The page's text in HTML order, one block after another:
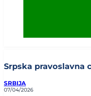
Srpska pravoslavna
SRBIJA
07/04/2026